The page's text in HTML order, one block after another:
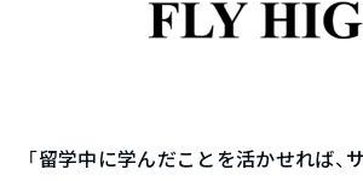
「留学中に学んだことを活かせれば、